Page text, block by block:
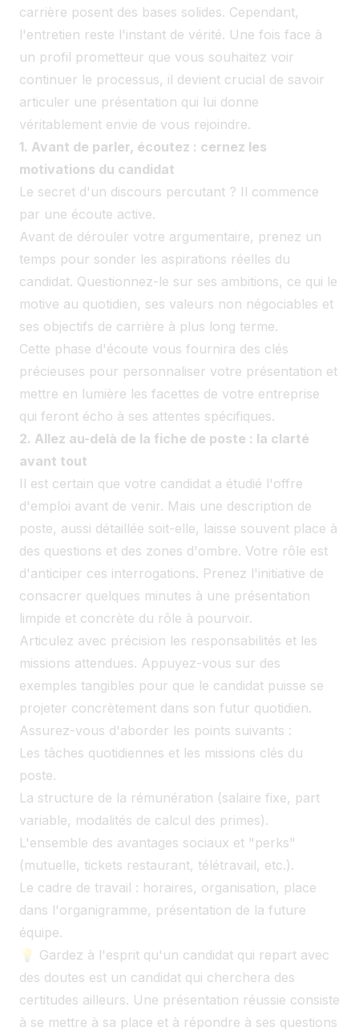
carrière posent des bases solides. Cependant,
l'entretien reste l'instant de vérité. Une fois face à
un profil prometteur que vous souhaitez voir
continuer le processus, il devient crucial de savoir
articuler une présentation qui lui donne
véritablement envie de vous rejoindre.
1. Avant de parler, écoutez : cernez les
motivations du candidat
Le secret d'un discours percutant ? Il commence
par une écoute active.
Avant de dérouler votre argumentaire, prenez un
temps pour sonder les aspirations réelles du
candidat. Questionnez-le sur ses ambitions, ce qui le
motive au quotidien, ses valeurs non négociables et
ses objectifs de carrière à plus long terme.
Cette phase d'écoute vous fournira des clés
précieuses pour personnaliser votre présentation et
mettre en lumière les facettes de votre entreprise
qui feront écho à ses attentes spécifiques.
2. Allez au-delà de la fiche de poste : la clarté
avant tout
Il est certain que votre candidat a étudié l'offre
d'emploi avant de venir. Mais une description de
poste, aussi détaillée soit-elle, laisse souvent place à
des questions et des zones d'ombre. Votre rôle est
d'anticiper ces interrogations. Prenez l'initiative de
consacrer quelques minutes à une présentation
limpide et concrète du rôle à pourvoir.
Articulez avec précision les responsabilités et les
missions attendues. Appuyez-vous sur des
exemples tangibles pour que le candidat puisse se
projeter concrètement dans son futur quotidien.
Assurez-vous d'aborder les points suivants :
Les tâches quotidiennes et les missions clés du
poste.
La structure de la rémunération (salaire fixe, part
variable, modalités de calcul des primes).
L'ensemble des avantages sociaux et "perks"
(mutuelle, tickets restaurant, télétravail, etc.).
Le cadre de travail : horaires, organisation, place
dans l'organigramme, présentation de la future
équipe.
💡 Gardez à l'esprit qu'un candidat qui repart avec
des doutes est un candidat qui cherchera des
certitudes ailleurs. Une présentation réussie consiste
à se mettre à sa place et à répondre à ses questions